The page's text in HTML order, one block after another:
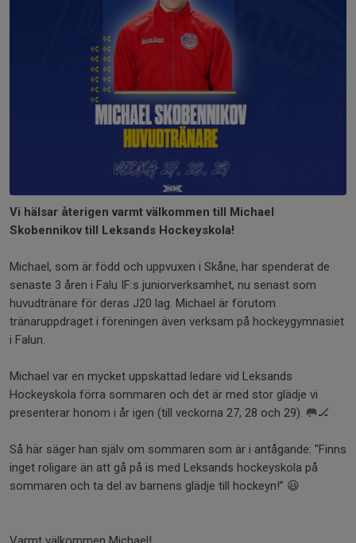
Vi hälsar återigen varmt välkommen till Michael
Skobennikov till Leksands Hockeyskola!
Michael, som är född och uppvuxen i Skåne, har spenderat de
senaste 3 åren i Falu IF:s juniorverksamhet, nu senast som
huvudtränare för deras J20 lag. Michael är förutom
tränaruppdraget i föreningen även verksam på hockeygymnasiet
i Falun.
Michael var en mycket uppskattad ledare vid Leksands
Hockeyskola förra sommaren och det är med stor glädje vi
presenterar honom i år igen (till veckorna 27, 28 och 29). 🥅🏒
Så här säger han själv om sommaren som är i antågande: "Finns
inget roligare än att gå på is med Leksands hockeyskola på
sommaren och ta del av barnens glädje till hockeyn!” 😃